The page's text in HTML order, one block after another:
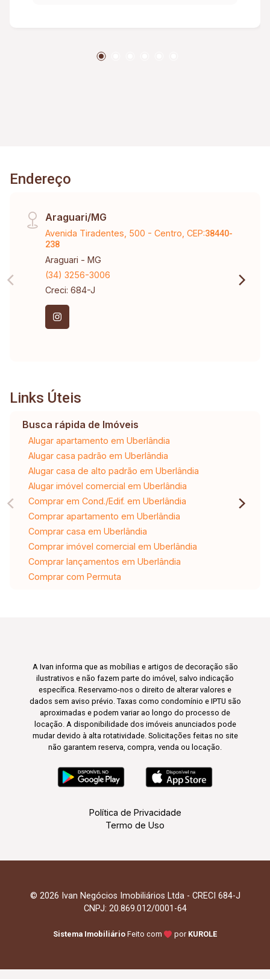
Endereço
Araguari/MG
Avenida Tiradentes, 500 - Centro, CEP:38440-
238
Araguari - MG
(34) 3256-3006
Creci: 684-J
Links Úteis
Busca rápida de Imóveis
Alugar apartamento em Uberlândia
Alugar casa padrão em Uberlândia
Alugar casa de alto padrão em Uberlândia
Alugar imóvel comercial em Uberlândia
Comprar em Cond./Edif. em Uberlândia
Comprar apartamento em Uberlândia
Comprar casa em Uberlândia
Comprar imóvel comercial em Uberlândia
Comprar lançamentos em Uberlândia
Comprar com Permuta
A Ivan informa que as mobílias e artigos de decoração são
ilustrativos e não fazem parte do imóvel, salvo indicação
específica. Reservamo-nos o direito de alterar valores e
dados sem aviso prévio. Taxas como condomínio e IPTU são
aproximadas e podem variar ao longo do processo de
locação. A disponibilidade dos imóveis anunciados pode
mudar devido à alta rotatividade. Solicitações feitas no site
não garantem reserva, compra, venda ou locação.
Política de Privacidade
Termo de Uso
© 2026 Ivan Negócios Imobiliários Ltda - CRECI 684-J
CNPJ: 20.869.012/0001-64
Sistema Imobiliário Feito com por KUROLE